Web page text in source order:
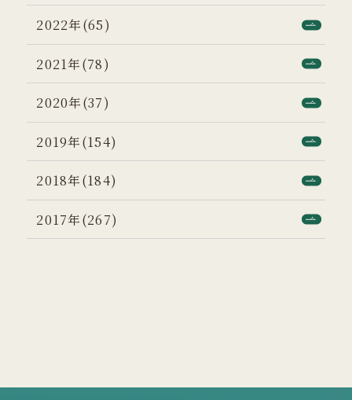
2022年(65)
2021年(78)
2020年(37)
2019年(154)
2018年(184)
2017年(267)